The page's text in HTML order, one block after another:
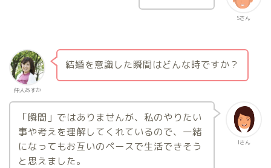
Sさん
仲人あすか
結婚を意識した瞬間はどんな時ですか？
Iさん
「瞬間」ではありませんが、私のやりたい
事や考えを理解してくれているので、一緒
になってもお互いのペースで生活できそう
と思えました。